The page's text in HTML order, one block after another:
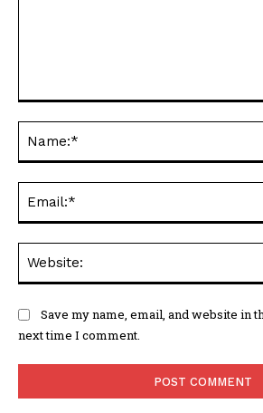
Save my name, email, and website in
next time I comment.